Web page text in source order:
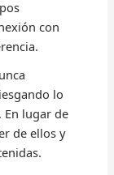
con
lo
En lugar de
de ellos y